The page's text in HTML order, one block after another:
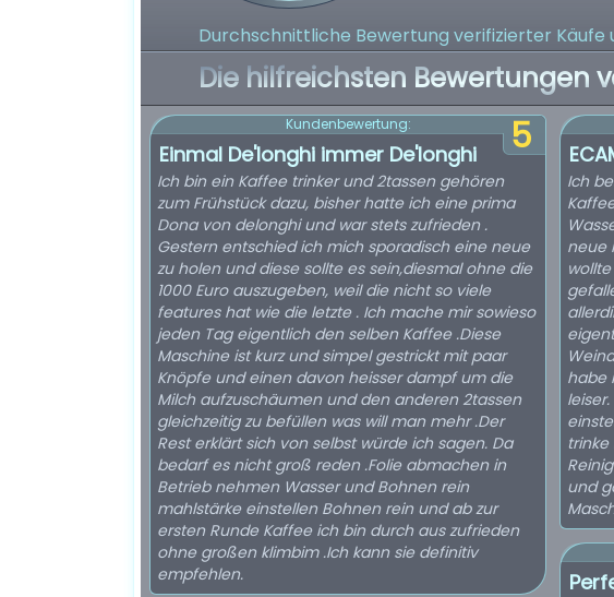
Durchschnittliche Bewertung verifizierter Käufe
Die hilfreichsten Bewertungen
5
Kundenbewertung:
Einmal De'longhi immer De'longhi
Ich bin ein Kaffee trinker und 2tassen gehören
zum Frühstück dazu, bisher hatte ich eine prima
Dona von delonghi und war stets zufrieden .
Gestern entschied ich mich sporadisch eine neue
zu holen und diese sollte es sein,diesmal ohne die
1000 Euro auszugeben, weil die nicht so viele
features hat wie die letzte . Ich mache mir sowieso
jeden Tag eigentlich den selben Kaffee .Diese
Maschine ist kurz und simpel gestrickt mit paar
Knöpfe und einen davon heisser dampf um die
Milch aufzuschäumen und den anderen 2tassen
gleichzeitig zu befüllen was will man mehr .Der
Rest erklärt sich von selbst würde ich sagen. Da
bedarf es nicht groß reden .Folie abmachen in
Betrieb nehmen Wasser und Bohnen rein
mahlstärke einstellen Bohnen rein und ab zur
ersten Runde Kaffee ich bin durch aus zufrieden
ohne großen klimbim .Ich kann sie definitiv
empfehlen.
Ich
neue
habe
und